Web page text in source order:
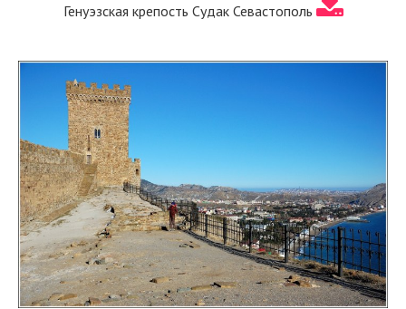
Генуэзская крепость Судак Севастополь